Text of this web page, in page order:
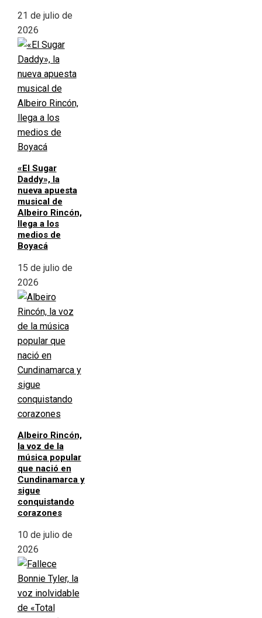
21 de julio de
2026
«El Sugar
Daddy», la
nueva apuesta
musical de
Albeiro Rincón,
llega a los
medios de
Boyacá
15 de julio de
2026
Albeiro Rincón,
la voz de la
música popular
que nació en
Cundinamarca y
sigue
conquistando
corazones
10 de julio de
2026